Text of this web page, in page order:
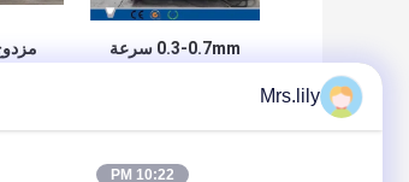
0.3-0.7mm سرعة
Mrs.lily
10:22 PM